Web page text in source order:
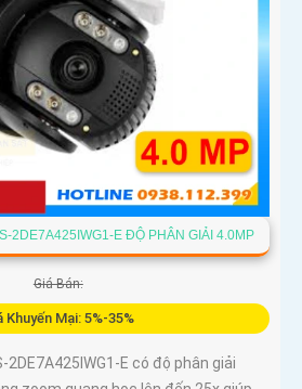
2DE7A425IWG1-E ĐỘ PHÂN GIẢI 4.0MP
Giá Bán:
Khuyến Mại: 5%-35%
E có độ phân giải